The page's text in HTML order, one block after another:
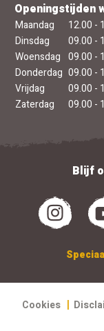
Openingstijden
Maandag
12.00 -
Dinsdag
09.00 -
Woensdag 09.00 -
Donderdag 09.00 -
Vrijdag
09.00 -
Zaterdag
09.00 -
Blijf
Cookies |